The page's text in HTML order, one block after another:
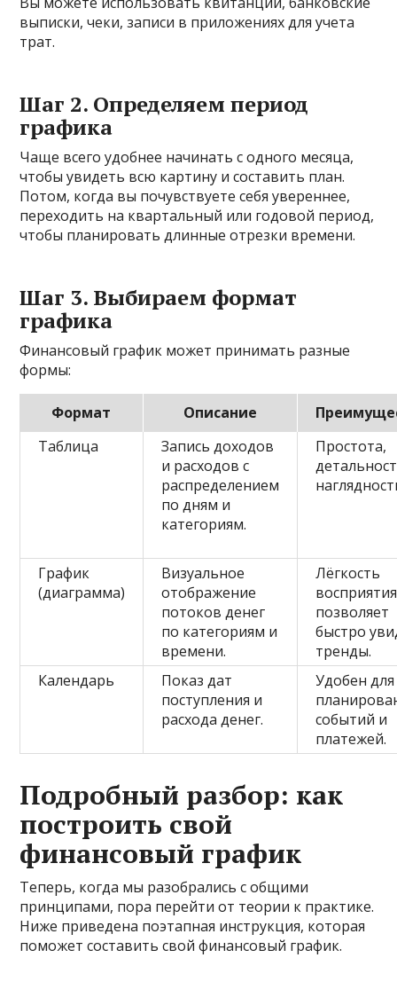
выписки, чеки, записи в приложениях для учета
трат.
Шаг 2. Определяем период
графика
Чаще всего удобнее начинать с одного месяца,
чтобы увидеть всю картину и составить план.
Потом, когда вы почувствуете себя увереннее,
переходить на квартальный или годовой период,
чтобы планировать длинные отрезки времени.
Шаг 3. Выбираем формат
графика
Финансовый график может принимать разные
формы:
Формат Описание
Таблица
Запись доходов
и расходов с
распределением
по дням и
категориям.
Простота,
График
(диаграмма)
Визуальное
отображение
потоков денег
по категориям и
времени.
Лёгкость
позволяет
быстро
тренды.
Календарь
Показ дат
поступления и
расхода денег.
Удобен для
событий и
платежей.
Подробный разбор: как
построить свой
финансовый график
Теперь, когда мы разобрались с общими
принципами, пора перейти от теории к практике.
Ниже приведена поэтапная инструкция, которая
поможет составить свой финансовый график.